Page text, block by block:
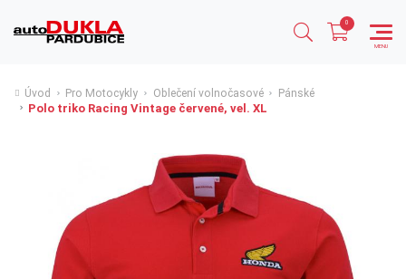
Úvod Pro Motocykly Oblečení volnočasové Pánské
Polo triko Racing Vintage červené, vel. XL